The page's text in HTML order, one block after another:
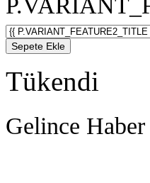
Sepete Ekle
Tükendi
Gelince Haber